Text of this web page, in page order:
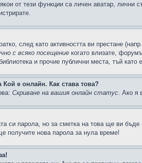
от тези функции са личен аватар,
след като активността ви престане
с всяко посещение когато влизате,
и прочие публични места, тъй
е онлайн. Как става това?
Скриване на вашия онлайн статус. Ако я
си парола, но за сметка на това ще ви
получите нова парола за нула време!